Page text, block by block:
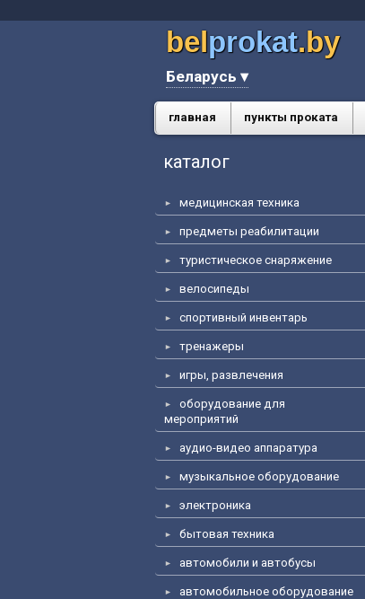
belprokat.by
Беларусь ▾
главная пункты проката
каталог
медицинская техника
предметы реабилитации
туристическое снаряжение
велосипеды
спортивный инвентарь
тренажеры
игры, развлечения
оборудование для
мероприятий
аудио-видео аппаратура
музыкальное оборудование
электроника
бытовая техника
автомобили и автобусы
автомобильное оборудование